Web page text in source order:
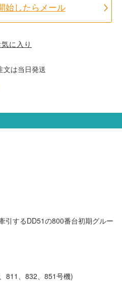
スト
九州・沖縄
始したらメール
に入り
文は当日発送
引するDD51の800番台初期グルー
811、832、851号機)